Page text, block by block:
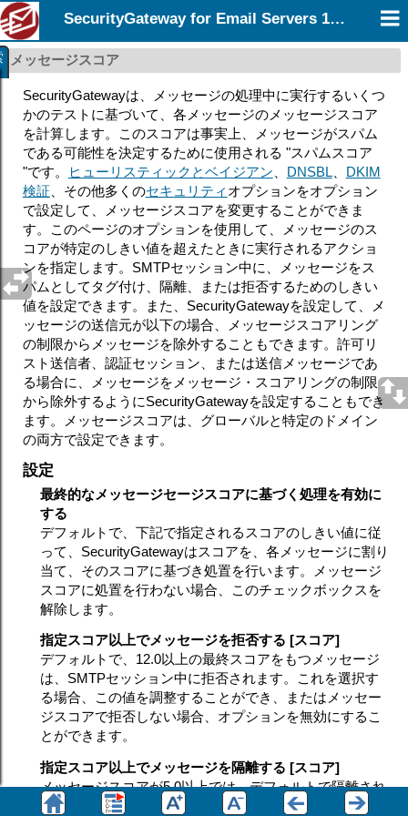
SecurityGateway for Email Servers 12.0
メッセージスコア
SecurityGatewayは、メッセージの処理中に実行するいくつ
かのテストに基づいて、各メッセージのメッセージスコア
を計算します。このスコアは事実上、メッセージがスパム
である可能性を決定するために使用される "スパムスコア
"です。
ヒューリスティックとベイジアン DNSBL、 DKIM
検証、その他多くのセキュリティ オプションをオプション
で設定して、メッセージスコアを変更することができま
す。このページのオプションを使用して、メッセージのス
コアが特定のしきい値を超えたときに実行されるアクショ
ンを指定します。SMTPセッション中に、メッセージをス
パムとしてタグ付け、隔離、または拒否するためのしきい
値を設定できます。また、SecurityGatewayを設定して、メ
ッセージの送信元が以下の場合、メッセージスコアリング
の制限からメッセージを除外することもできます。許可リ
スト送信者、認証セッション、または送信メッセージであ
る場合に、メッセージをメッセージ・スコアリングの制限
から除外するようにSecurityGatewayを設定することもでき
ます。メッセージスコアは、グローバルと特定のドメイン
の両方で設定できます。
設定
最終的なメッセージセージスコアに基づく処理を有効に
する
デフォルトで、下記で指定されるスコアのしきい値に従
って、SecurityGatewayはスコアを、各メッセージに割り
当て、そのスコアに基づき処置を行います。メッセージ
スコアに処置を行わない場合、このチェックボックスを
解除します。
指定スコア以上でメッセージを拒否する [スコア]
デフォルトで、12.0以上の最終スコアをもつメッセージ
は、SMTPセッション中に拒否されます。これを選択す
る場合、この値を調整することができ、またはメッセー
ジスコアで拒否しない場合、オプションを無効にするこ
とができます。
指定スコア以上でメッセージを隔離する [スコア]
メッセージスコアが5.0以上では、デフォルトで隔離され
ます。この値は調整することができ、またはメッセージ